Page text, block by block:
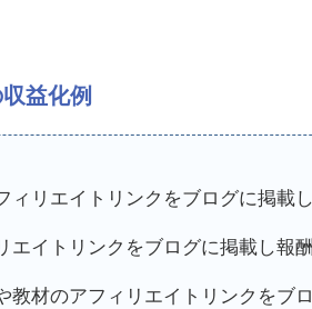
益化例
ィリエイトリンクをブログに掲載
エイトリンクをブログに掲載し報
教材のアフィリエイトリンクをブ